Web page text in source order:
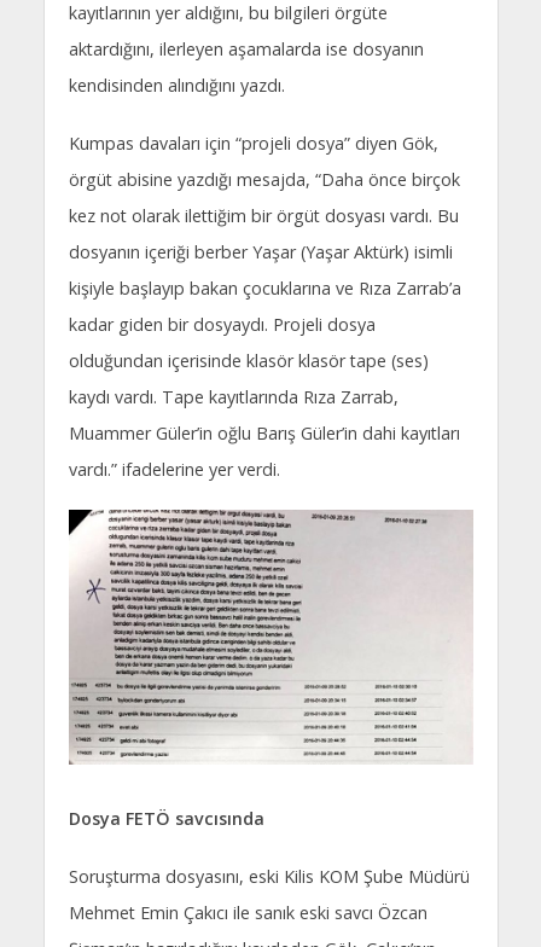
kayıtlarının yer aldığını, bu bilgileri örgüte
aktardığını, ilerleyen aşamalarda ise dosyanın
kendisinden alındığını yazdı.
Kumpas davaları için “projeli dosya” diyen Gök,
örgüt abisine yazdığı mesajda, “Daha önce birçok
kez not olarak ilettiğim bir örgüt dosyası vardı. Bu
dosyanın içeriği berber Yaşar (Yaşar Aktürk) isimli
kişiyle başlayıp bakan çocuklarına ve Rıza Zarrab’a
kadar giden bir dosyaydı. Projeli dosya
olduğundan içerisinde klasör klasör tape (ses)
kaydı vardı. Tape kayıtlarında Rıza Zarrab,
Muammer Güler’in oğlu Barış Güler’in dahi kayıtları
vardı.” ifadelerine yer verdi.
Dosya FETÖ savcısında
Soruşturma dosyasını, eski Kilis KOM Şube Müdürü
Mehmet Emin Çakıcı ile sanık eski savcı Özcan